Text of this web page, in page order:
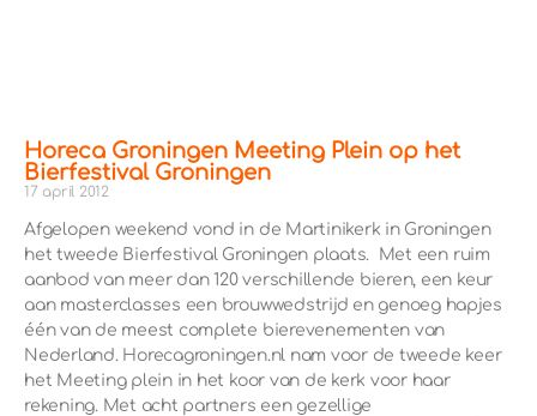
Horeca Groningen Meeting Plein op het
Bierfestival Groningen
17 april 2012
Afgelopen weekend vond in de Martinikerk in Groningen
het tweede Bierfestival Groningen plaats. Met een ruim
aanbod van meer dan 120 verschillende bieren, een keur
aan masterclasses een brouwwedstrijd en genoeg hapjes
één van de meest complete bierevenementen van
Nederland. Horecagroningen.nl nam voor de tweede keer
het Meeting plein in het koor van de kerk voor haar
rekening. Met acht partners een gezellige